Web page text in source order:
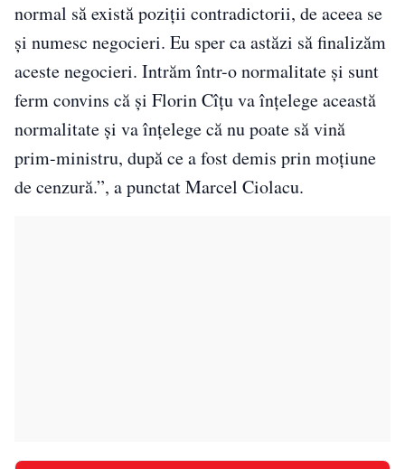
normal să există poziții contradictorii, de aceea se
și numesc negocieri. Eu sper ca astăzi să finalizăm
aceste negocieri. Intrăm într-o normalitate și sunt
ferm convins că și Florin Cîțu va înțelege această
normalitate și va înțelege că nu poate să vină
prim-ministru, după ce a fost demis prin moțiune
de cenzură.”, a punctat Marcel Ciolacu.